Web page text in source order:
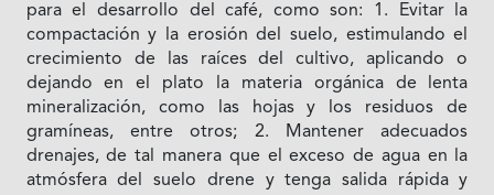
para el desarrollo del café, como son: 1. Evitar la
compactación y la erosión del suelo, estimulando el
crecimiento de las raíces del cultivo, aplicando o
dejando en el plato la materia orgánica de lenta
mineralización, como las hojas y los residuos de
gramíneas, entre otros; 2. Mantener adecuados
drenajes, de tal manera que el exceso de agua en la
atmósfera del suelo drene y tenga salida rápida y